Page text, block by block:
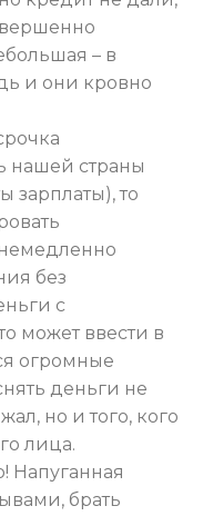
– в
и они кровно
нашей страны
зарплаты), то
без
с
может ввести в
огромные
деньги не
но и того, кого
лица.
Напуганная
брать